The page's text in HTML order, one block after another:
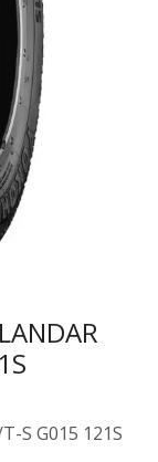
S G015 121S